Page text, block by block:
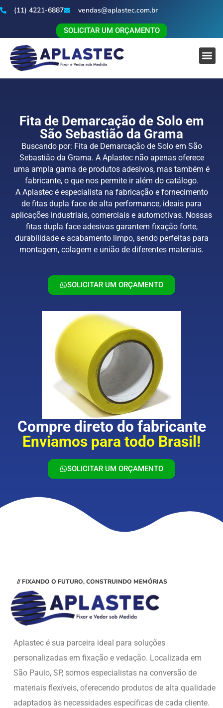
(11) 4221-6887 vendas@aplastec.com.br
SOLICITAR UM ORÇAMENTO
Fita de Demarcação de Solo em
São Sebastião da Grama
Buscando por: Fita de Demarcação de Solo em São
Sebastião da Grama. A Aplastec não apenas oferece
uma ampla gama de produtos adesivos, mas também é
fabricante, o que nos permite ir além do catálogo.
A Aplastec é especialista na fabricação e fornecimento
de fitas dupla face de alta performance, ideais para
aplicações industriais, comerciais e automotivas. Nossas
fitas dupla face adesivas garantem fixação forte,
durabilidade e acabamento limpo, sendo perfeitas para
montagem, colagem e união de diferentes materiais.
SOLICITAR UM ORÇAMENTO
Compre direto do fabricante
Enviamos para todo Brasil!
SOLICITAR UM ORÇAMENTO
// FIXANDO O FUTURO, CONSTRUINDO MEMÓRIAS
Aplastec é sua parceira ideal para soluções
personalizadas em fixação e vedação. Localizada em
São Paulo, SP, somos especialistas na conversão de
materiais flexíveis, oferecendo produtos de alta qualidade
adaptados às necessidades específicas de cada cliente.